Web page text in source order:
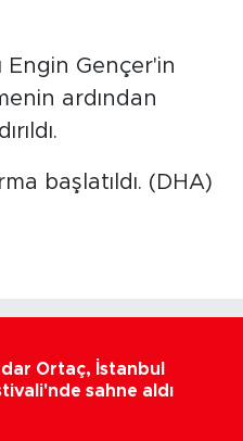
Engin Gençer'in
ardından
başlatıldı. (DHA)
Ortaç, İstanbul
sahne aldı